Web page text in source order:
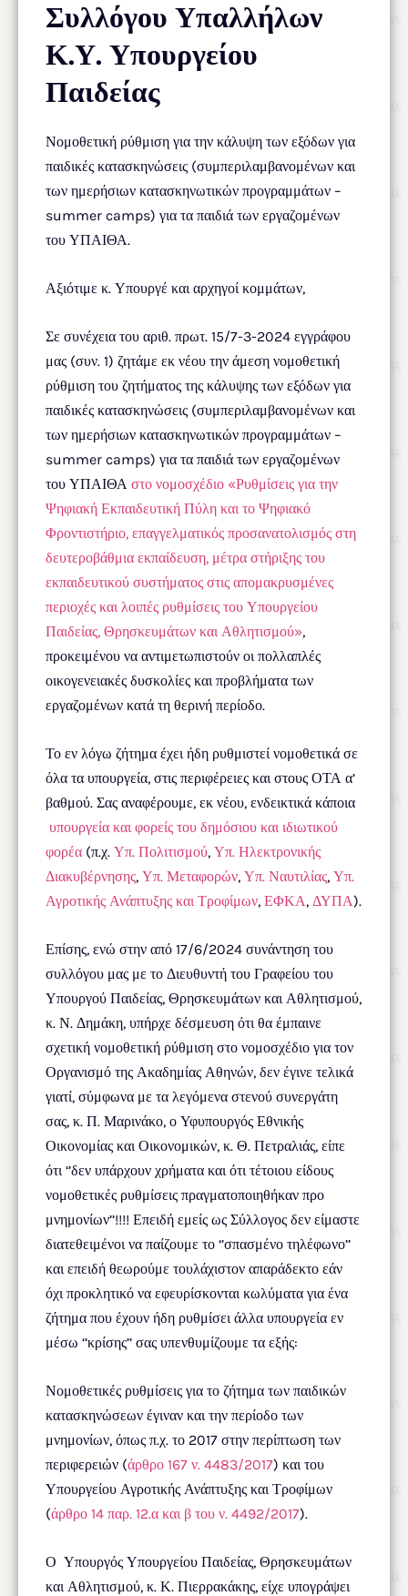
Συλλόγου Υπαλλήλων
Κ.Υ. Υπουργείου
Παιδείας
Νομοθετική ρύθμιση για την κάλυψη των εξόδων για
παιδικές κατασκηνώσεις (συμπεριλαμβανομένων και
των ημερήσιων κατασκηνωτικών προγραμμάτων –
summer camps) για τα παιδιά των εργαζομένων
του ΥΠΑΙΘΑ.
Αξιότιμε κ. Υπουργέ και αρχηγοί κομμάτων,
Σε συνέχεια του αριθ. πρωτ. 15/7-3-2024 εγγράφου
μας (συν. 1) ζητάμε εκ νέου την άμεση νομοθετική
ρύθμιση του ζητήματος της κάλυψης των εξόδων για
παιδικές κατασκηνώσεις (συμπεριλαμβανομένων και
των ημερήσιων κατασκηνωτικών προγραμμάτων –
summer camps) για τα παιδιά των εργαζομένων
του ΥΠΑΙΘΑ στο νομοσχέδιο «Ρυθμίσεις για την
Ψηφιακή Εκπαιδευτική Πύλη και το Ψηφιακό
Φροντιστήριο, επαγγελματικός προσανατολισμός στη
δευτεροβάθμια εκπαίδευση, μέτρα στήριξης του
εκπαιδευτικού συστήματος στις απομακρυσμένες
περιοχές και λοιπές ρυθμίσεις του Υπουργείου
Παιδείας, Θρησκευμάτων και Αθλητισμού»,
προκειμένου να αντιμετωπιστούν οι πολλαπλές
οικογενειακές δυσκολίες και προβλήματα των
εργαζομένων κατά τη θερινή περίοδο.
Το εν λόγω ζήτημα έχει ήδη ρυθμιστεί νομοθετικά σε
όλα τα υπουργεία, στις περιφέρειες και στους ΟΤΑ α’
βαθμού. Σας αναφέρουμε, εκ νέου, ενδεικτικά κάποια
υπουργεία και φορείς του δημόσιου και ιδιωτικού
φορέα (π.χ. Υπ. Πολιτισμού, Υπ. Ηλεκτρονικής
Διακυβέρνησης, Υπ. Μεταφορών, Υπ. Ναυτιλίας, Υπ.
Αγροτικής Ανάπτυξης και Τροφίμων, ΕΦΚΑ, ΔΥΠΑ).
Επίσης, ενώ στην από 17/6/2024 συνάντηση του
συλλόγου μας με το Διευθυντή του Γραφείου του
Υπουργού Παιδείας, Θρησκευμάτων και Αθλητισμού,
κ. Ν. Δημάκη, υπήρχε δέσμευση ότι θα έμπαινε
σχετική νομοθετική ρύθμιση στο νομοσχέδιο για τον
Οργανισμό της Ακαδημίας Αθηνών, δεν έγινε τελικά
γιατί, σύμφωνα με τα λεγόμενα στενού συνεργάτη
σας, κ. Π. Μαρινάκο, ο Υφυπουργός Εθνικής
Οικονομίας και Οικονομικών, κ. Θ. Πετραλιάς, είπε
ότι ‘’δεν υπάρχουν χρήματα και ότι τέτοιου είδους
νομοθετικές ρυθμίσεις πραγματοποιηθήκαν προ
μνημονίων’’!!!! Επειδή εμείς ως Σύλλογος δεν είμαστε
διατεθειμένοι να παίζουμε το ‘’σπασμένο τηλέφωνο’’
και επειδή θεωρούμε τουλάχιστον απαράδεκτο εάν
όχι προκλητικό να εφευρίσκονται κωλύματα για ένα
ζήτημα που έχουν ήδη ρυθμίσει άλλα υπουργεία εν
μέσω ‘’κρίσης’’ σας υπενθυμίζουμε τα εξής:
Νομοθετικές ρυθμίσεις για το ζήτημα των παιδικών
κατασκηνώσεων έγιναν και την περίοδο των
μνημονίων, όπως π.χ. το 2017 στην περίπτωση των
περιφερειών (άρθρο 167 ν. 4483/2017) και του
Υπουργείου Αγροτικής Ανάπτυξης και Τροφίμων
(άρθρο 14 παρ. 12.α και β του ν. 4492/2017).
Ο Υπουργός Υπουργείου Παιδείας, Θρησκευμάτων
και Αθλητισμού, κ. Κ. Πιερρακάκης, είχε υπογράψει